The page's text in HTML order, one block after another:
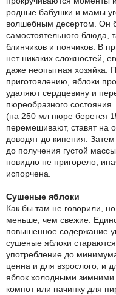
родные бабушки и мамы
волшебным десертом. Он
самостоятельного блюда,
блинчиков и пончиков. В
нет никаких сложностей,
даже неопытная хозяйка.
приготовлению, яблоки
удаляют сердцевину и
пюреобразного
(на 250 мл пюре берется
перемешивают, ставят на
доводят до кипения.
до получения густой
повидло не пригорело,
испорчена.
Сушеные яблоки
Как бы там не говорили,
меньше, чем свежие.
повышенное содержание
сушеные яблоки
употребление до
ценна и для взрослого, и
яблок холодными зимними
компот или начинку для